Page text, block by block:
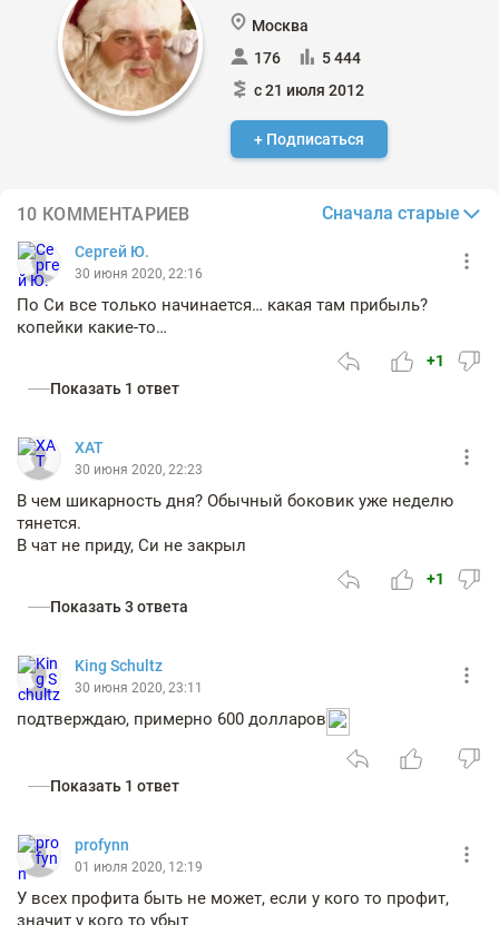
Москва
176
5 444
с 21 июля 2012
+ Подписаться
10 КОММЕНТАРИЕВ Сначала старые
Сергей Ю.
30 июня 2020, 22:16
По Си все только начинается… какая там прибыль?
копейки какие-то…
+1
Показать 1 ответ
XAT
30 июня 2020, 22:23
В чем шикарность дня? Обычный боковик уже неделю
тянется.
В чат не приду, Си не закрыл
+1
Показать 3 ответа
King Schultz
30 июня 2020, 23:11
подтверждаю, примерно 600 долларов
Показать 1 ответ
profynn
01 июля 2020, 12:19
У всех профита быть не может, если у кого то профит,
значит у кого то убыт